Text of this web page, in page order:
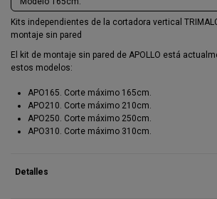
Kits independientes de la cortadora vertical
montaje sin pared
El kit de montaje sin pared de APOLLO está
estos modelos:
APO165. Corte máximo 165cm.
APO210. Corte máximo 210cm.
APO250. Corte máximo 250cm.
APO310. Corte máximo 310cm.
Detalles